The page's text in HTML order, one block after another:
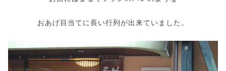
おあげ目当てに長い行列が出来ていました。